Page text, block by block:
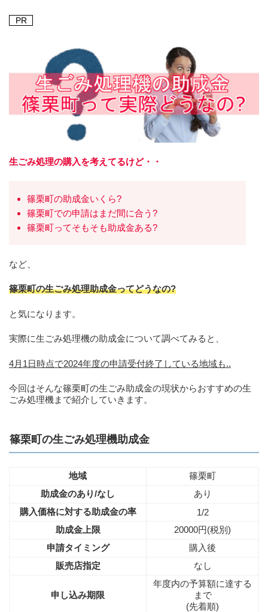
PR
生ごみ処理の購入を考えてるけど・・
篠栗町の助成金いくら?
篠栗町での申請はまだ間に合う?
篠栗町ってそもそも助成金ある?
など、
篠栗町の生ごみ処理助成金ってどうなの?
と気になります。
実際に生ごみ処理機の助成金について調べてみると、
4月1日時点で2024年度の申請受付終了している地域も..
今回はそんな篠栗町の生ごみ助成金の現状からおすすめの生
ごみ処理機まで紹介していきます。
篠栗町の生ごみ処理機助成金
地域
篠栗町
助成金のあり/なし
あり
購入価格に対する助成金の率
1/2
助成金上限
20000円(税別)
申請タイミング
購入後
販売店指定
なし
申し込み期限
年度内の予算額に達する
まで
(先着順)